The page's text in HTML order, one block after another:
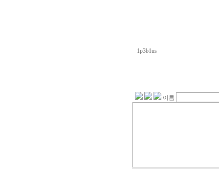
1p3b1us
이름